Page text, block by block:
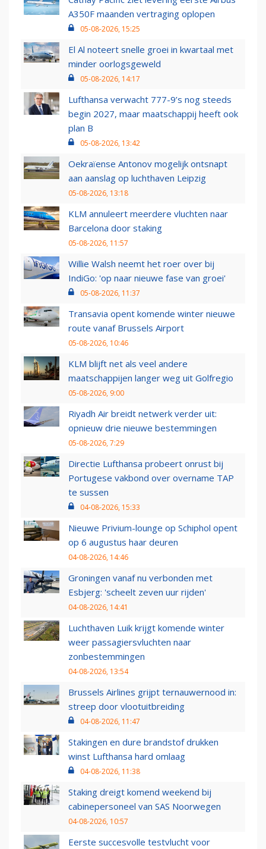
A350F maanden vertraging oplopen
05-08-2026, 15:25
El Al noteert snelle groei in kwartaal met
minder oorlogsgeweld
05-08-2026, 14:17
Lufthansa verwacht 777-9’s nog steeds
begin 2027, maar maatschappij heeft ook
plan B
05-08-2026, 13:42
Oekraïense Antonov mogelijk ontsnapt
aan aanslag op luchthaven Leipzig
05-08-2026, 13:18
KLM annuleert meerdere vluchten naar
Barcelona door staking
05-08-2026, 11:57
Willie Walsh neemt het roer over bij
IndiGo: 'op naar nieuwe fase van groei'
05-08-2026, 11:37
Transavia opent komende winter nieuwe
route vanaf Brussels Airport
05-08-2026, 10:46
KLM blijft net als veel andere
maatschappijen langer weg uit Golfregio
05-08-2026, 9:00
Riyadh Air breidt netwerk verder uit:
opnieuw drie nieuwe bestemmingen
05-08-2026, 7:29
Directie Lufthansa probeert onrust bij
Portugese vakbond over overname TAP
te sussen
04-08-2026, 15:33
Nieuwe Privium-lounge op Schiphol opent
op 6 augustus haar deuren
04-08-2026, 14:46
Groningen vanaf nu verbonden met
Esbjerg: 'scheelt zeven uur rijden'
04-08-2026, 14:41
Luchthaven Luik krijgt komende winter
weer passagiersvluchten naar
zonbestemmingen
04-08-2026, 13:54
Brussels Airlines grijpt ternauwernood in:
streep door vlootuitbreiding
04-08-2026, 11:47
Stakingen en dure brandstof drukken
winst Lufthansa hard omlaag
04-08-2026, 11:38
Staking dreigt komend weekend bij
cabinepersoneel van SAS Noorwegen
04-08-2026, 10:57
Eerste succesvolle testvlucht voor